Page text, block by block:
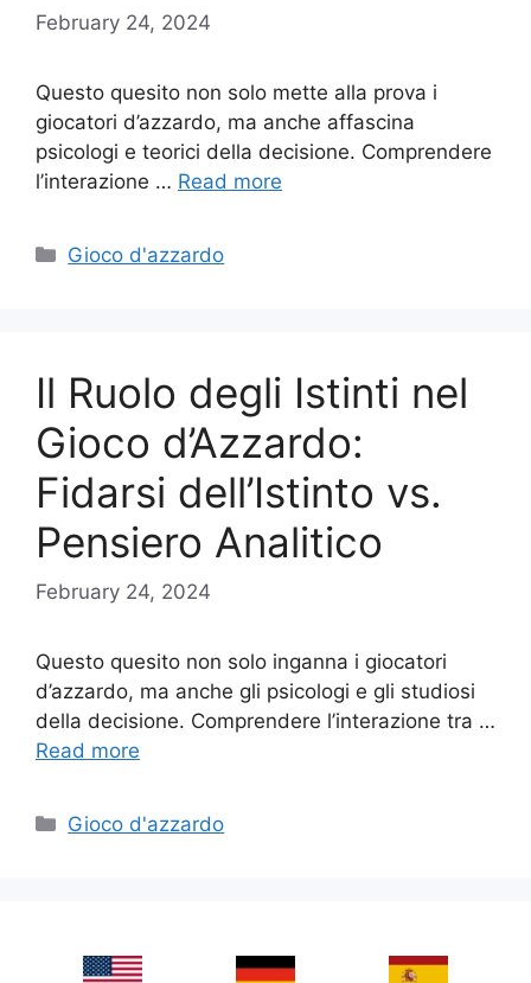
February 24, 2024
Questo quesito non solo mette alla prova i
giocatori d’azzardo, ma anche affascina
psicologi e teorici della decisione. Comprendere
l’interazione … Read more
Categories
Gioco d'azzardo
Il Ruolo degli Istinti nel
Gioco d’Azzardo:
Fidarsi dell’Istinto vs.
Pensiero Analitico
February 24, 2024
Questo quesito non solo inganna i giocatori
d’azzardo, ma anche gli psicologi e gli studiosi
della decisione. Comprendere l’interazione tra …
Read more
Categories
Gioco d'azzardo